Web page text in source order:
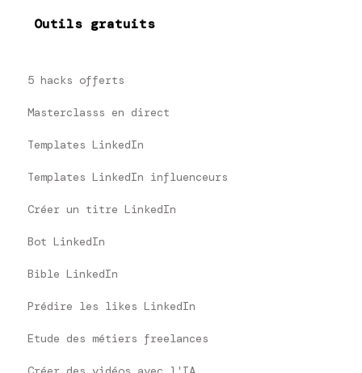
Outils gratuits
5 hacks offerts
Masterclasss en direct
Templates LinkedIn
Templates LinkedIn influenceurs
Créer un titre LinkedIn
Bot LinkedIn
Bible LinkedIn
Prédire les likes LinkedIn
Etude des métiers freelances